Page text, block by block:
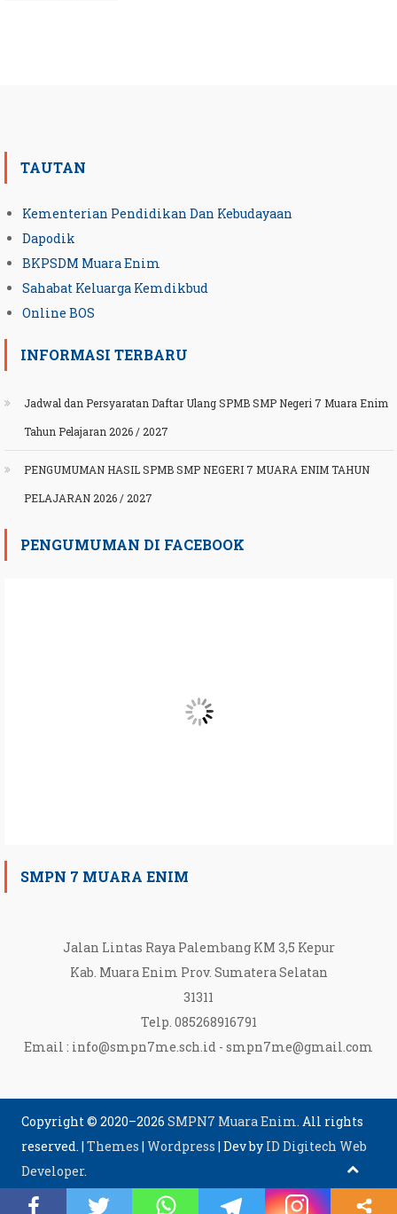
TAUTAN
Kementerian Pendidikan Dan Kebudayaan
Dapodik
BKPSDM Muara Enim
Sahabat Keluarga Kemdikbud
Online BOS
INFORMASI TERBARU
Jadwal dan Persyaratan Daftar Ulang SPMB SMP Negeri 7 Muara Enim
Tahun Pelajaran 2026 / 2027
PENGUMUMAN HASIL SPMB SMP NEGERI 7 MUARA ENIM TAHUN
PELAJARAN 2026 / 2027
PENGUMUMAN DI FACEBOOK
SMPN 7 MUARA ENIM
Jalan Lintas Raya Palembang KM 3,5 Kepur
Kab. Muara Enim Prov. Sumatera Selatan
31311
Telp. 085268916791
Email : info@smpn7me.sch.id -smpn7me@gmail.com
Copyright © 2020–2026SMPN7 Muara Enim. All rights
reserved. |Themes |Wordpress |Dev by ID Digitech Web
Developer.
Kebijakan Privasi